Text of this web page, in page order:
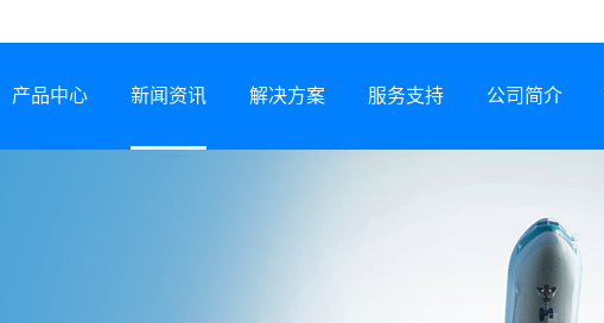
产品中心 新闻资讯 解决方案 服务支持 公司简介